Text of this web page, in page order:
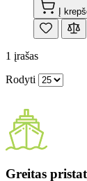
Į
1 įrašas
Rodyti
Greitas